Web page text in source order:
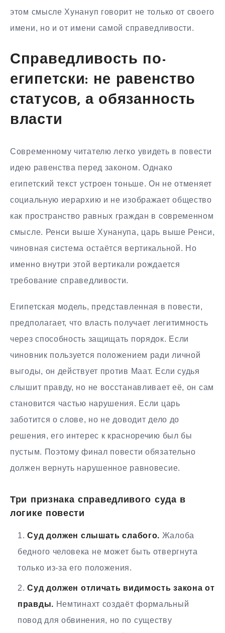
этом смысле Хунануп говорит не только от своего
имени, но и от имени самой справедливости.
Справедливость по-
египетски: не равенство
статусов, а обязанность
власти
Современному читателю легко увидеть в повести
идею равенства перед законом. Однако
египетский текст устроен тоньше. Он не отменяет
социальную иерархию и не изображает общество
как пространство равных граждан в современном
смысле. Ренси выше Хунанупа, царь выше Ренси,
чиновная система остаётся вертикальной. Но
именно внутри этой вертикали рождается
требование справедливости.
Египетская модель, представленная в повести,
предполагает, что власть получает легитимность
через способность защищать порядок. Если
чиновник пользуется положением ради личной
выгоды, он действует против Маат. Если судья
слышит правду, но не восстанавливает её, он сам
становится частью нарушения. Если царь
заботится о слове, но не доводит дело до
решения, его интерес к красноречию был бы
пустым. Поэтому финал повести обязательно
должен вернуть нарушенное равновесие.
Три признака справедливого суда в
логике повести
Суд должен слышать слабого. Жалоба
бедного человека не может быть отвергнута
только из-за его положения.
Суд должен отличать видимость закона от
правды. Немтинахт создаёт формальный
повод для обвинения, но по существу